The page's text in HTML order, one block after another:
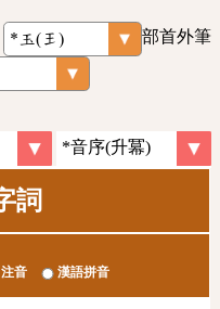
部首外筆
詞
注音 漢語拼音